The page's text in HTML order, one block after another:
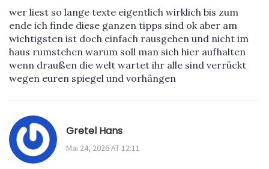
wer liest so lange texte eigentlich wirklich bis zum
ende ich finde diese ganzen tipps sind ok aber am
wichtigsten ist doch einfach rausgehen und nicht im
haus rumstehen warum soll man sich hier aufhalten
wenn draußen die welt wartet ihr alle sind verrückt
wegen euren spiegel und vorhängen
Gretel Hans
Mai 24, 2026 AT 12:11